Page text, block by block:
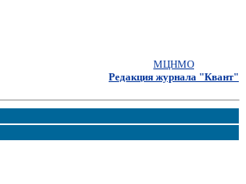
МЦНМО
Редакция журнала "Квант"